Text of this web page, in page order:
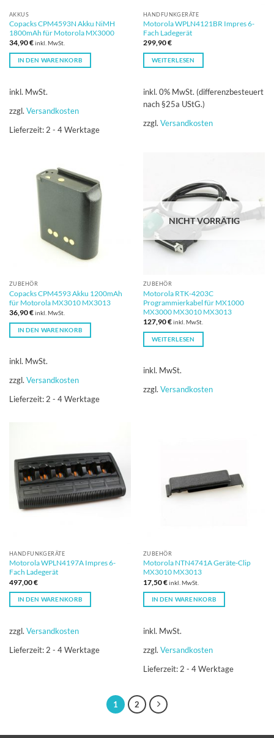
AKKUS
Copacks CPM4593N Akku NiMH
1800mAh für Motorola MX3000
34,90€inkl. MwSt.
IN DEN WARENKORB
inkl. MwSt.
zzgl. Versandkosten
Lieferzeit: 2 - 4 Werktage
HANDFUNKGERÄTE
Motorola WPLN4121BR Impres 6-
Fach Ladegerät
299,90€
WEITERLESEN
inkl. 0% MwSt. (differenzbesteuert
nach §25a UStG.)
zzgl. Versandkosten
ZUBEHÖR
Copacks CPM4593 Akku 1200mAh
für Motorola MX3010 MX3013
36,90€inkl. MwSt.
IN DEN WARENKORB
inkl. MwSt.
zzgl. Versandkosten
Lieferzeit:2 - 4 Werktage
NICHT VORRÄTIG
ZUBEHÖR
Motorola RTK-4203C
Programmierkabel für MX1000
MX3000 MX3010 MX3013
127,90€inkl. MwSt.
WEITERLESEN
inkl. MwSt.
zzgl. Versandkosten
HANDFUNKGERÄTE
Motorola WPLN4197A Impres 6-
Fach Ladegerät
497,00€
IN DEN WARENKORB
zzgl. Versandkosten
Lieferzeit: 2 - 4 Werktage
ZUBEHÖR
Motorola NTN4741A Geräte-Clip
MX3010 MX3013
17,50€inkl. MwSt.
IN DEN WARENKORB
inkl. MwSt.
zzgl. Versandkosten
Lieferzeit: 2 - 4 Werktage
1 2